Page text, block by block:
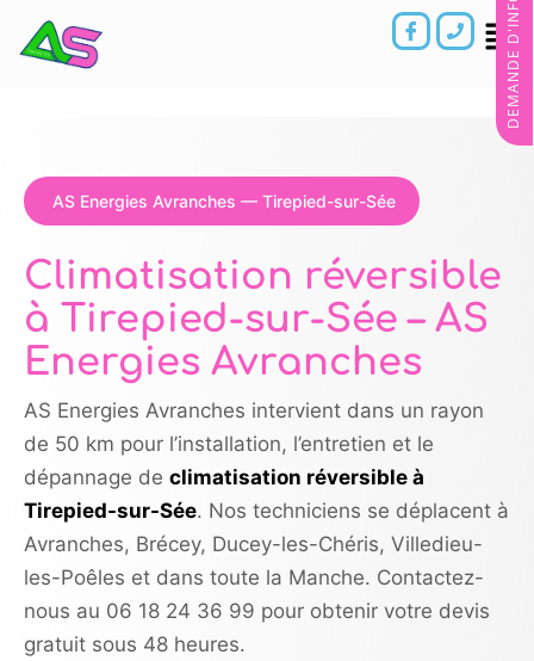
AS Energies Avranches — Tirepied-sur-Sée
Climatisation réversible
à Tirepied-sur-Sée – AS
Energies Avranches
AS Energies Avranches intervient dans un rayon
de 50 km pour l’installation, l’entretien et le
dépannage de climatisation réversible à
Tirepied-sur-Sée. Nos techniciens se déplacent à
Avranches, Brécey, Ducey-les-Chéris, Villedieu-
les-Poêles et dans toute la Manche. Contactez-
nous au 06 18 24 36 99 pour obtenir votre devis
gratuit sous 48 heures.